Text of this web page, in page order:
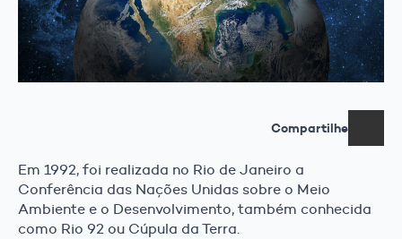
Compartilhe
Em 1992, foi realizada no Rio de Janeiro a
Conferência das Nações Unidas sobre o Meio
Ambiente e o Desenvolvimento, também conhecida
como Rio 92 ou Cúpula da Terra.